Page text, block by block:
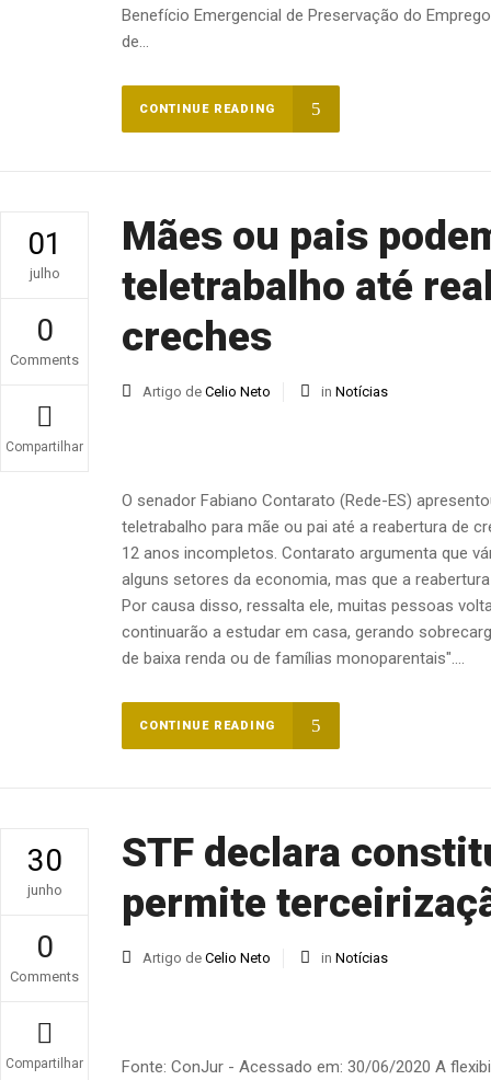
Benefício Emergencial de Preservação do
de...
CONTINUE READING
01
julho
0
Comments
Compartilhar
Mães ou pais
teletrabalho até
creches
Artigo de Celio Neto in Notícias
O senador Fabiano Contarato (Rede-ES)
teletrabalho para mãe ou pai até a reabertura de
12 anos incompletos. Contarato argumenta que
alguns setores da economia, mas que a
Por causa disso, ressalta ele, muitas pessoas
continuarão a estudar em casa, gerando
de baixa renda ou de famílias monoparentais"....
CONTINUE READING
30
junho
0
Comments
Compartilhar
STF declara
permite
Artigo de Celio Neto in Notícias
Fonte: ConJur - Acessado em: 30/06/2020 A